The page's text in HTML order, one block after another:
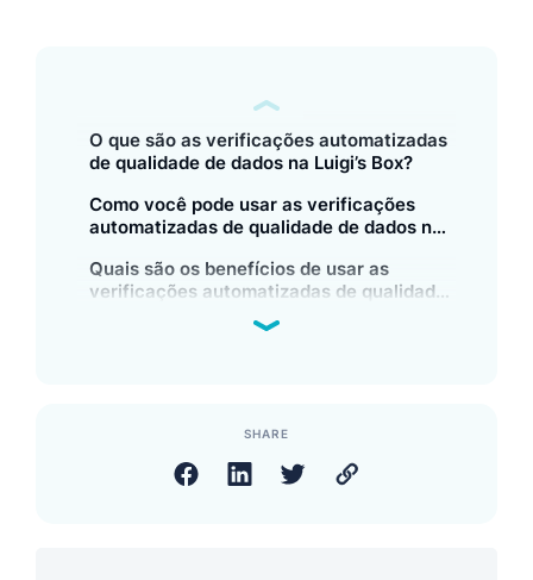
O que são as verificações automatizadas
de qualidade de dados na Luigi’s Box?
Como você pode usar as verificações
automatizadas de qualidade de dados na
Quais são os benefícios de usar as
verificações automatizadas de qualidade
SHARE